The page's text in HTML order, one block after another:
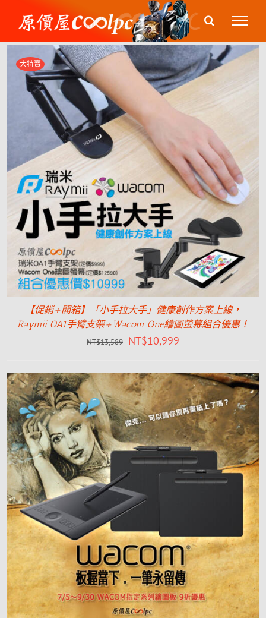
content
大特賣
【促銷+開箱】「小手拉大手」健康創作方案上線，
Raymii OA1手臂支架+Wacom One繪圖螢幕組合優惠！
NT$13,589 NT$10,999